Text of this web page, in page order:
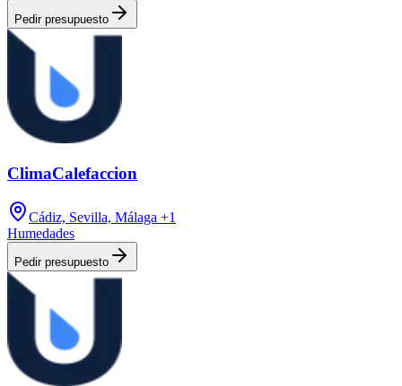
Pedir presupuesto
ClimaCalefaccion
Cádiz, Sevilla, Málaga +1
Humedades
Pedir presupuesto